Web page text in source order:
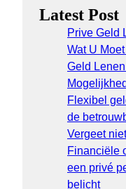
Latest Post
Prive Geld
Wat U
Geld
Flexibel
de
Vergeet
Financiële
een privé
belicht